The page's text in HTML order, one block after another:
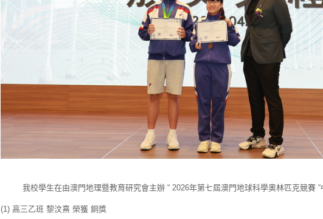
我校學生在由澳門地理暨教育研究會主辦 “ 2026年第七屆澳門地球科學奧林匹克競賽 “
(1) 高三乙班 黎汶熹 榮獲 銅獎